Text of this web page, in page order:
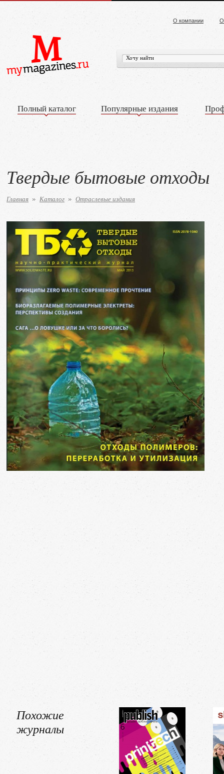
О компании
Полный каталог Популярные издания
Твердые бытовые отходы
Главная » Каталог » Отраслевые издания
Похожие
журналы